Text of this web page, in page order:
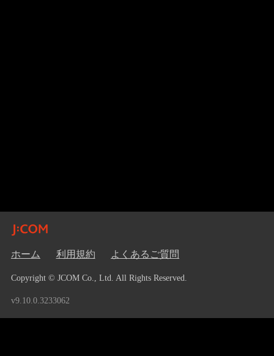
ホーム 利用規約 よくあるご質問
Copyright © JCOM Co., Ltd. All Rights Reserved.
v9.10.0.3233062